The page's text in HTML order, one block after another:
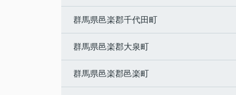
群馬県邑楽郡千代田町
群馬県邑楽郡大泉町
群馬県邑楽郡邑楽町